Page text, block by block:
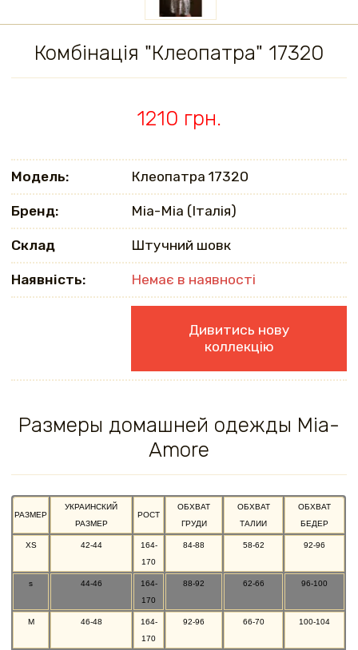
Комбінація "Клеопатра" 17320
1210 грн.
Модель: Клеопатра 17320
Бренд: Mia-Mia (Італія)
Склад Штучний шовк
Наявність: Немає в наявності
Дивитись нову
коллекцію
Размеры домашней одежды Mia-
Amore
РАЗМЕР
УКРАИНСКИЙ
РАЗМЕР
РОСТ
ОБХВАТ
ГРУДИ
ОБХВАТ
ТАЛИИ
ОБХВАТ
БЕДЕР
XS 42-44
164-
170
84-88 58-62 92-96
s 44-46
164-
170
88-92 62-66 96-100
M 46-48
164-
170
92-96 66-70 100-104